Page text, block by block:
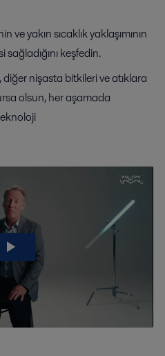
ve yakın sıcaklık yaklaşımının
sağladığını keşfedin.
diğer nişasta bitkileri ve atıklara
olsun, her aşamada